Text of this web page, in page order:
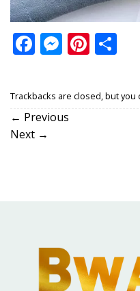
Facebook
Trackbacks are closed, but you
← Previous
Next →